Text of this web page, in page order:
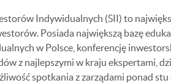
Indywidualnych (SII) to
Posiada największą bazę
w Polsce, konferencję
z najlepszymi w kraju ekspertami,
spotkania z zarządami ponad